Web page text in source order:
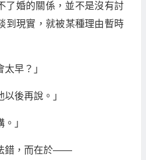
了婚的關係，並不是沒有討
到現實，就被某種理由暫時
太早？」
以後再說。」
」
錯，而在於——